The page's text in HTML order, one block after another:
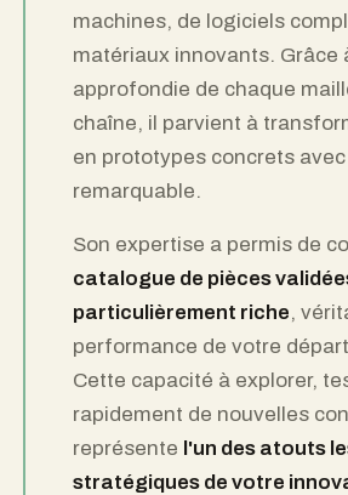
machines, de logiciels
matériaux innovants. Grâce
approfondie de chaque
chaîne, il parvient à
en prototypes concrets
remarquable.
Son expertise a permis de
catalogue de pièces
particulièrement riche,
performance de votre
Cette capacité à explorer,
rapidement de nouvelles
représente l'un des atouts
stratégiques de votre